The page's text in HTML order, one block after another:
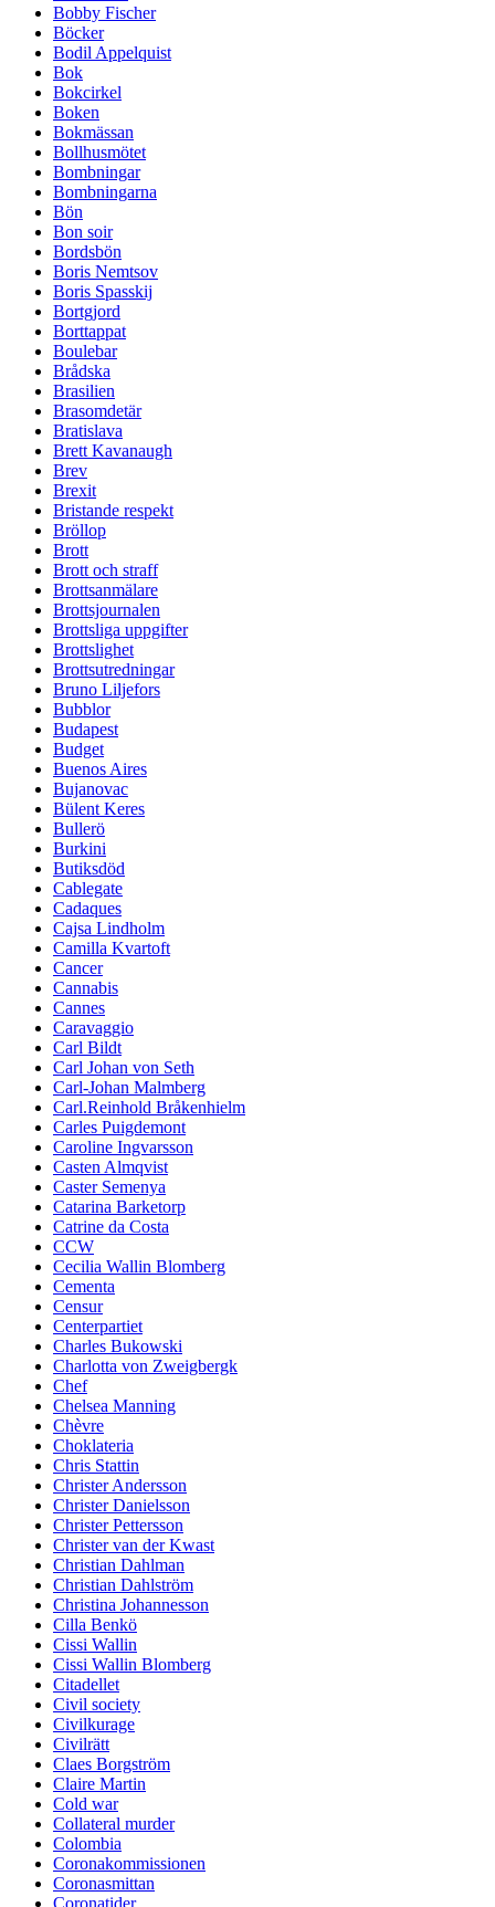
Bobby Fischer
Böcker
Bodil Appelquist
Bok
Bokcirkel
Boken
Bokmässan
Bollhusmötet
Bombningar
Bombningarna
Bön
Bon soir
Bordsbön
Boris Nemtsov
Boris Spasskij
Bortgjord
Borttappat
Boulebar
Brådska
Brasilien
Brasomdetär
Bratislava
Brett Kavanaugh
Brev
Brexit
Bristande respekt
Bröllop
Brott
Brott och straff
Brottsanmälare
Brottsjournalen
Brottsliga uppgifter
Brottslighet
Brottsutredningar
Bruno Liljefors
Bubblor
Budapest
Budget
Buenos Aires
Bujanovac
Bülent Keres
Bullerö
Burkini
Butiksdöd
Cablegate
Cadaques
Cajsa Lindholm
Camilla Kvartoft
Cancer
Cannabis
Cannes
Caravaggio
Carl Bildt
Carl Johan von Seth
Carl-Johan Malmberg
Carl.Reinhold Bråkenhielm
Carles Puigdemont
Caroline Ingvarsson
Casten Almqvist
Caster Semenya
Catarina Barketorp
Catrine da Costa
CCW
Cecilia Wallin Blomberg
Cementa
Censur
Centerpartiet
Charles Bukowski
Charlotta von Zweigbergk
Chef
Chelsea Manning
Chèvre
Choklateria
Chris Stattin
Christer Andersson
Christer Danielsson
Christer Pettersson
Christer van der Kwast
Christian Dahlman
Christian Dahlström
Christina Johannesson
Cilla Benkö
Cissi Wallin
Cissi Wallin Blomberg
Citadellet
Civil society
Civilkurage
Civilrätt
Claes Borgström
Claire Martin
Cold war
Collateral murder
Colombia
Coronakommissionen
Coronasmittan
Coronatider